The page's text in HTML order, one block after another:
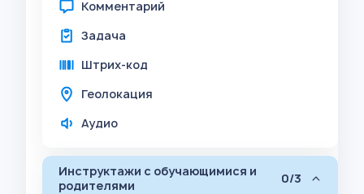
Комментарий
Задача
Штрих-код
Геолокация
Аудио
Инструктажи с обучающимися и
родителями
0/3